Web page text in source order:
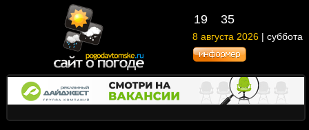
19 35
8 августа 2026 | суббота